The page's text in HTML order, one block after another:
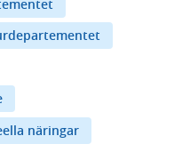
näringar